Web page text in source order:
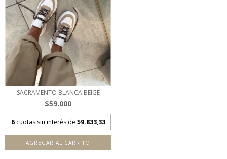
SACRAMENTO BLANCA BEIGE
$59.000
6 cuotas sin interés de $9.833,33
AGREGAR AL CARRITO